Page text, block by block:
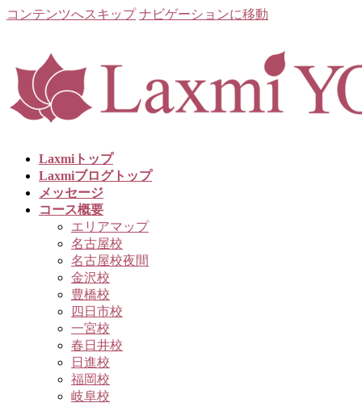
コンテンツへスキップ ナビゲーションに移動
Laxmiトップ
Laxmiブログトップ
メッセージ
コース概要
エリアマップ
名古屋校
名古屋校夜間
金沢校
豊橋校
四日市校
一宮校
春日井校
日進校
福岡校
岐阜校